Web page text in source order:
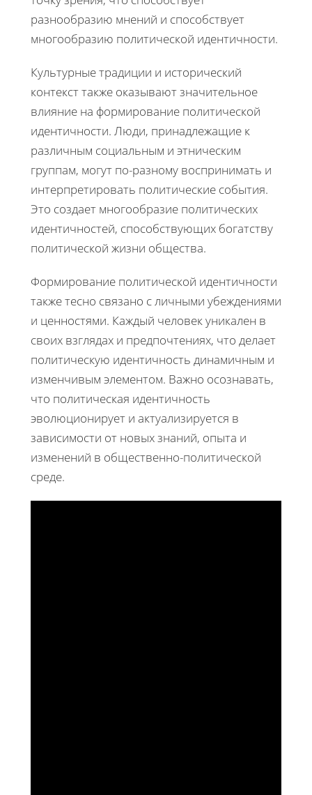
разнообразию мнений и способствует
многообразию политической идентичности.
Культурные традиции и исторический
контекст также оказывают значительное
влияние на формирование политической
идентичности. Люди, принадлежащие к
различным социальным и этническим
группам, могут по-разному воспринимать и
интерпретировать политические события.
Это создает многообразие политических
идентичностей, способствующих богатству
политической жизни общества.
Формирование политической идентичности
также тесно связано с личными убеждениями
и ценностями. Каждый человек уникален в
своих взглядах и предпочтениях, что делает
политическую идентичность динамичным и
изменчивым элементом. Важно осознавать,
что политическая идентичность
эволюционирует и актуализируется в
зависимости от новых знаний, опыта и
изменений в общественно-политической
среде.